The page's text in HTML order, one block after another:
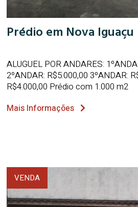
Prédio em Nova Iguaçu
ALUGUEL POR ANDARES:
2ºANDAR: R$5.000,00 3ºANDAR:
R$4.000,00 Prédio com 1.000 m2
Mais Informações
VENDA